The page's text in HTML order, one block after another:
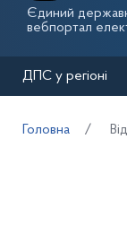
Єдиний
вебпортал
ДПС у регіоні
Головна